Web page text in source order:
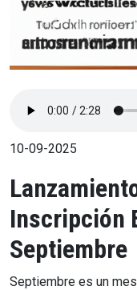
10-09-2025
Inscripción
Septiembre
Septiembre es un